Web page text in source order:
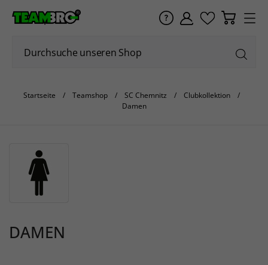
Startseite Teamshop SC Chemnitz
Clubkollektion
Damen
DAMEN